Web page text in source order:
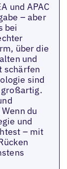
und APAC
– aber
bei
über die
und
schärfen
sind
du
und
– mit